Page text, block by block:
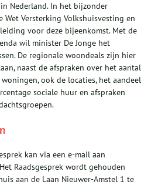
Nederland. In het bijzonder
Wet Versterking Volkshuisvesting en
voor deze bijeenkomst. Met de
wil minister De Jonge het
De regionale woondeals zijn hier
naast de afspraken over het aantal
ook de locaties, het aandeel
sociale huur en afspraken
kan via een e-mail aan
Raadsgesprek wordt gehouden
aan de Laan Nieuwer-Amstel 1 te